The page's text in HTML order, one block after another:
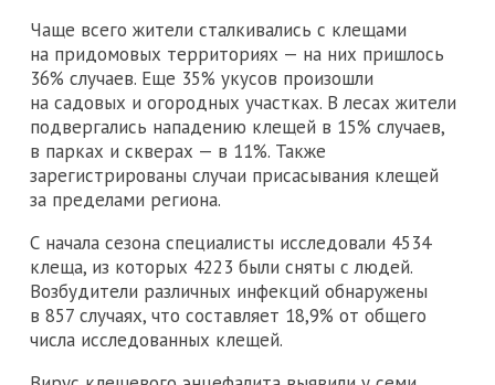
Чаще всего жители сталкивались с клещами
на придомовых территориях — на них пришлось
36% случаев. Еще 35% укусов произошли
на садовых и огородных участках. В лесах жители
подвергались нападению клещей в 15% случаев,
в парках и скверах — в 11%. Также
зарегистрированы случаи присасывания клещей
за пределами региона.
С начала сезона специалисты исследовали 4534
клеща, из которых 4223 были сняты с людей.
Возбудители различных инфекций обнаружены
в 857 случаях, что составляет 18,9% от общего
числа исследованных клещей.